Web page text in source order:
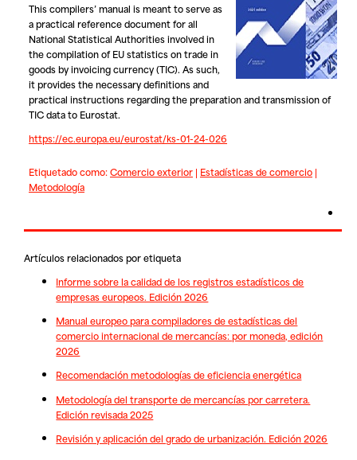
This compilers’ manual is meant to serve as
a practical reference document for all
National Statistical Authorities involved in
the compilation of EU statistics on trade in
goods by invoicing currency (TIC). As such,
it provides the necessary definitions and
practical instructions regarding the preparation and transmission of
TIC data to Eurostat.
https://ec.europa.eu/eurostat/ks-01-24-026
Etiquetado como:Comercio exterior| Estadísticas de comercio|
Metodología
Artículos relacionados por etiqueta
Informe sobre la calidad de los registros estadísticos de
empresas europeos. Edición 2026
Manual europeo para compiladores de estadísticas del
comercio internacional de mercancías: por moneda, edición
2026
Recomendación metodologías de eficiencia energética
Metodología del transporte de mercancías por carretera.
Edición revisada 2025
Revisión y aplicación del grado de urbanización. Edición 2026